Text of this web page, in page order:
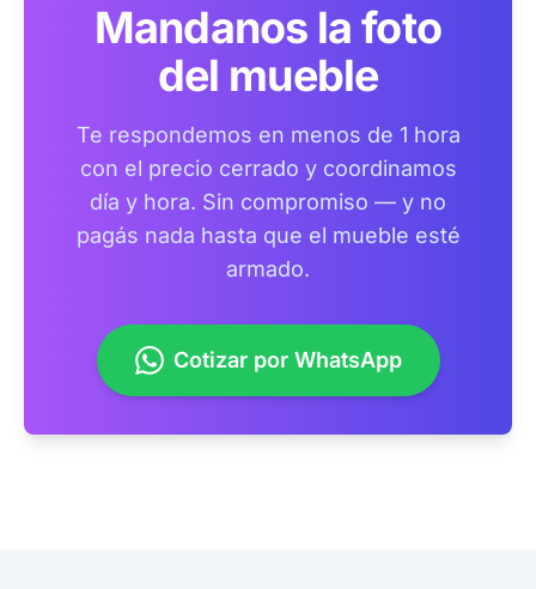
Mandanos la foto
del mueble
Te respondemos en menos de 1 hora
con el precio cerrado y coordinamos
día y hora. Sin compromiso — y no
pagás nada hasta que el mueble esté
armado.
Cotizar por WhatsApp